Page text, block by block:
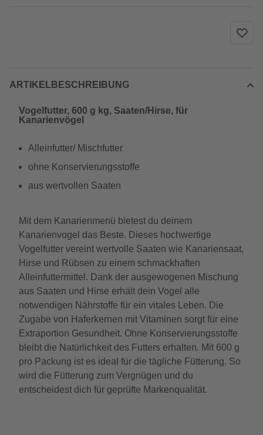
ARTIKELBESCHREIBUNG
Vogelfutter, 600 g kg, Saaten/Hirse, für
Kanarienvögel
Alleinfutter/ Mischfutter
ohne Konservierungsstoffe
aus wertvollen Saaten
Mit dem Kanarienmenü bietest du deinem
Kanarienvogel das Beste. Dieses hochwertige
Vogelfutter vereint wertvolle Saaten wie Kanariensaat,
Hirse und Rübsen zu einem schmackhaften
Alleinfuttermittel. Dank der ausgewogenen Mischung
aus Saaten und Hirse erhält dein Vogel alle
notwendigen Nährstoffe für ein vitales Leben. Die
Zugabe von Haferkernen mit Vitaminen sorgt für eine
Extraportion Gesundheit. Ohne Konservierungsstoffe
bleibt die Natürlichkeit des Futters erhalten. Mit 600 g
pro Packung ist es ideal für die tägliche Fütterung. So
wird die Fütterung zum Vergnügen und du
entscheidest dich für geprüfte Markenqualität.